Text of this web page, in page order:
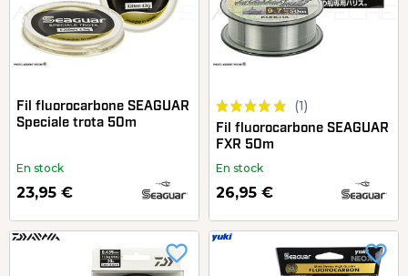
Fil fluorocarbone SEAGUAR
Speciale trota 50m
En stock
23,95 €
(1)
Fil fluorocarbone SEAGUAR
FXR 50m
En stock
26,95 €
favorite_border favorite_border